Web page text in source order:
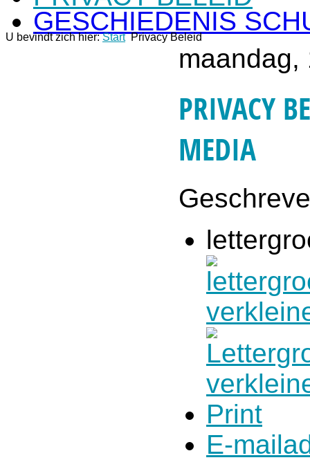
GESCHIEDENIS
U bevindt zich hier:Start Privacy Beleid
maandag,
PRIVACY
MEDIA
Print
E-